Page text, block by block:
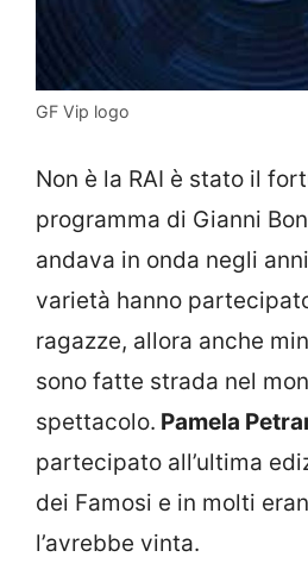
GF Vip logo
Non è la RAI è stato il
programma di Gianni
andava in onda negli
varietà hanno
ragazze, allora anche
sono fatte strada nel
spettacolo. Pamela
partecipato all’ultima
dei Famosi e in molti
l’avrebbe vinta.